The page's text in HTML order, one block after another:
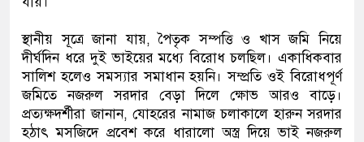
স্থানীয় সূত্রে জানা যায়, পৈতৃক সম্পত্তি ও খাস জমি নিয়ে
দীর্ঘদিন ধরে দুই ভাইয়ের মধ্যে বিরোধ চলছিল। একাধিকবার
সালিশ হলেও সমস্যার সমাধান হয়নি। সম্প্রতি ওই বিরোধপূর্ণ
জমিতে নজরুল সরদার বেড়া দিলে ক্ষোভ আরও বাড়ে।
প্রত্যক্ষদর্শীরা জানান, যোহরের নামাজ চলাকালে হারুন সরদার
হঠাৎ মসজিদে প্রবেশ করে ধারালো অস্ত্র দিয়ে ভাই নজরুল